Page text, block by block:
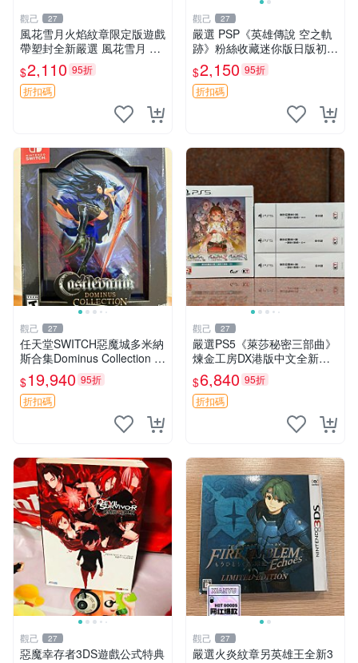
觀己 27
風花雪月火焰紋章限定版遊戲
帶塑封全新嚴選 風花雪月 火
焰紋章 限定版
$2,110 95折
折扣碼
觀己 27
嚴選 PSP《英雄傳說 空之軌
跡》粉絲收藏迷你版日版初回
測試卡 新品未開封 軨跡系列
收藏版 未拆封
$2,150 95折
折扣碼
觀己 27
任天堂SWITCH惡魔城多米納
斯合集Dominus Collection L
RG典藏版 美版 全新未拆 包
裝完好 限量珍藏 電玩遊戲 卡
片 收藏品 游樂
$19,940 95折
折扣碼
觀己 27
嚴選PS5《萊莎秘密三部曲》
煉金工房DX港版中文全新未
拆封遊戲三部曲內容：常暗女
王與秘密藏身處 DX 遺失傳說
與秘密妖精 DX 合集 煉金工
$6,840 95折
折扣碼
觀己 27
惡魔幸存者3DS遊戲公式特典
觀己 27
嚴選火炎紋章另英雄王全新3